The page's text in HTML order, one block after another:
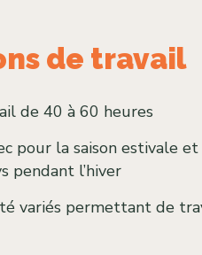
de travail
de 40 à 60 heures
pour la saison estivale et
pendant l’hiver
variés permettant de